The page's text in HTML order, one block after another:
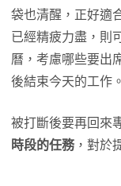
袋也清醒，正好適
已經精疲力盡，則
曆，考慮哪些要出
後結束今天的工作。
被打斷後要再回來
時段的任務 ，對於